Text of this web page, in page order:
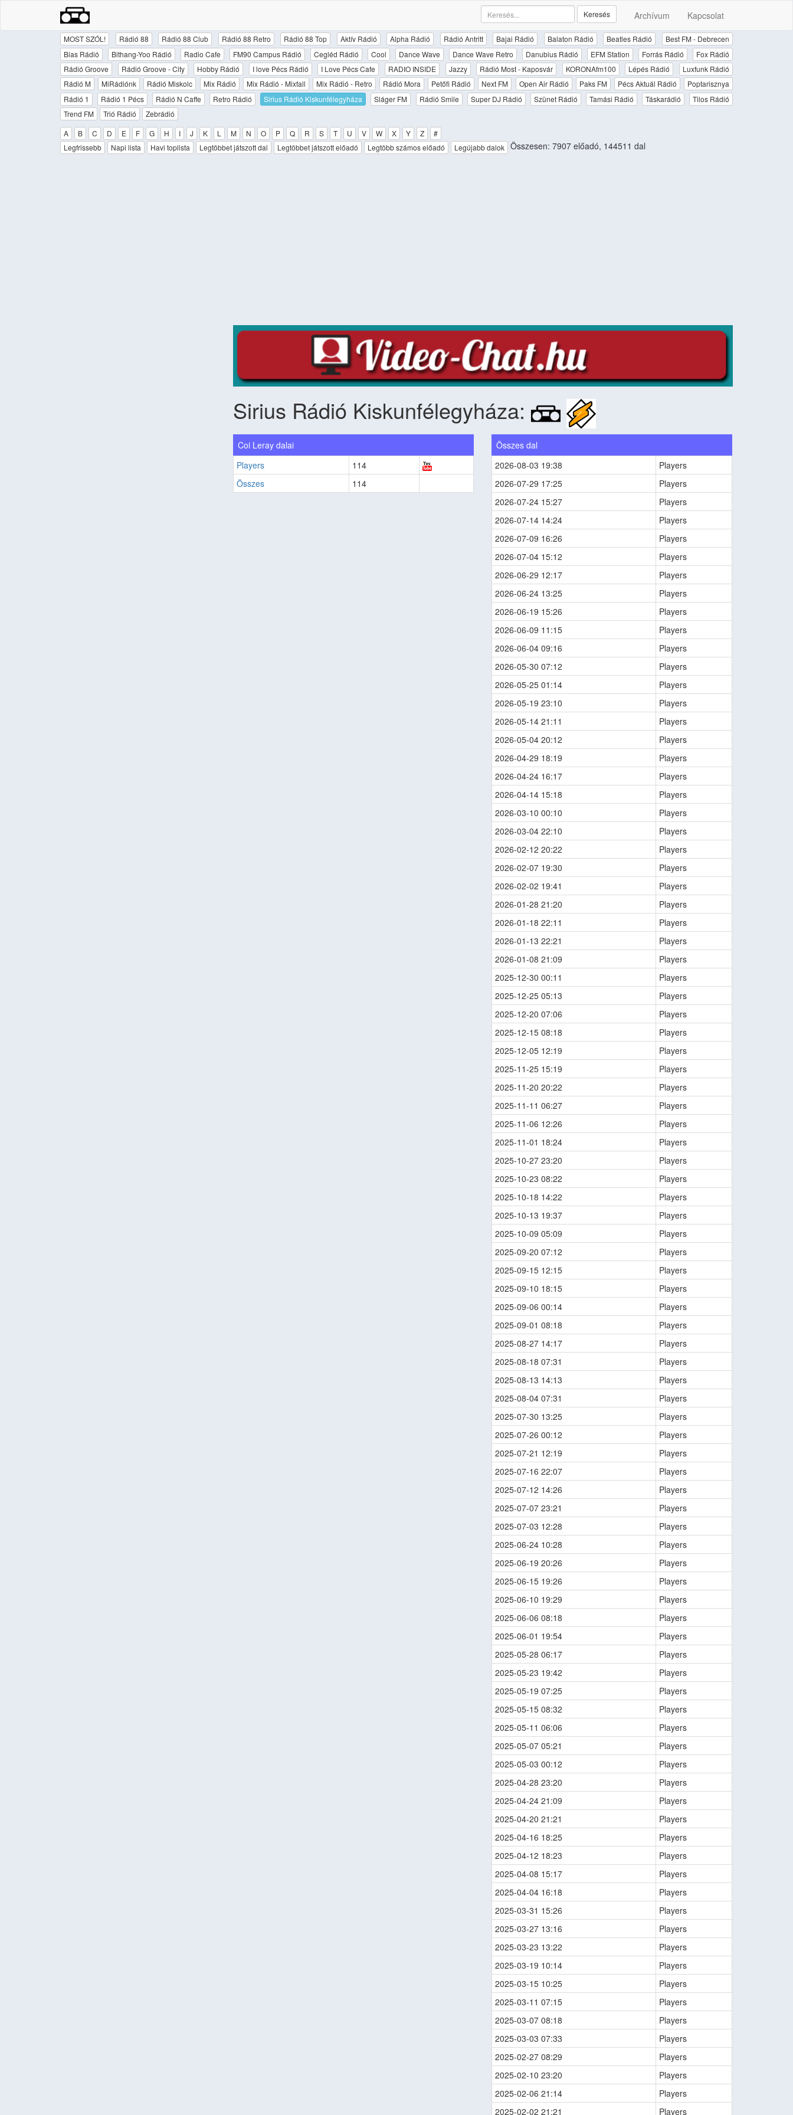
Archívum Kapcsolat
Keresés
MOST SZÓL! Rádió 88 Rádió 88 Club Rádió 88 Retro Rádió 88 Top Aktív Rádió Alpha Rádió Rádió Antritt Bajai Rádió Balaton Rádió Beatles Rádió
Best FM - Debrecen
Bias Rádió
Bithang-Yoo Rádió Radio Cafe FM90 Campus Rádió Cegléd Rádió Cool Dance Wave Dance Wave Retro Danubius Rádió EFM Station Forrás Rádió
Fox Rádió
Rádió Groove
Rádió Groove - City Hobby Rádió I love Pécs Rádió I Love Pécs Cafe RADIO INSIDE Jazzy Rádió Most - Kaposvár KORONAfm100 Lépés Rádió
Luxfunk Rádió
Rádió M
MiRádiónk Rádió Miskolc Mix Rádió Mix Rádió - Mixfall Mix Rádió - Retro Rádió Mora Petőfi Rádió Next FM Open Air Rádió Paks FM Pécs Aktuál Rádió
Poptarisznya
Rádió 1
Rádió 1 Pécs Rádió N Caffe Retro Rádió Sirius Rádió Kiskunfélegyháza Sláger FM Rádió Smile Super DJ Rádió Szünet Rádió Tamási Rádió Táskarádió
Tilos Rádió
Trend FM
Trió Rádió
Zebrádió
A
B C D E F G H I J K L M N O P Q R S T U V W X Y Z
#
Legfrissebb
Napi lista Havi toplista Legtöbbet játszott dal Legtöbbet játszott előadó Legtöbb számos előadó Legújabb dalok Összesen: 7907 előadó, 144511 dal
Sirius Rádió Kiskunfélegyháza:
Coi Leray dalai
Players
114
Összes
114
Összes dal
2026-08-03 19:38
Players
2026-07-29 17:25
Players
2026-07-24 15:27
Players
2026-07-14 14:24
Players
2026-07-09 16:26
Players
2026-07-04 15:12
Players
2026-06-29 12:17
Players
2026-06-24 13:25
Players
2026-06-19 15:26
Players
2026-06-09 11:15
Players
2026-06-04 09:16
Players
2026-05-30 07:12
Players
2026-05-25 01:14
Players
2026-05-19 23:10
Players
2026-05-14 21:11
Players
2026-05-04 20:12
Players
2026-04-29 18:19
Players
2026-04-24 16:17
Players
2026-04-14 15:18
Players
2026-03-10 00:10
Players
2026-03-04 22:10
Players
2026-02-12 20:22
Players
2026-02-07 19:30
Players
2026-02-02 19:41
Players
2026-01-28 21:20
Players
2026-01-18 22:11
Players
2026-01-13 22:21
Players
2026-01-08 21:09
Players
2025-12-30 00:11
Players
2025-12-25 05:13
Players
2025-12-20 07:06
Players
2025-12-15 08:18
Players
2025-12-05 12:19
Players
2025-11-25 15:19
Players
2025-11-20 20:22
Players
2025-11-11 06:27
Players
2025-11-06 12:26
Players
2025-11-01 18:24
Players
2025-10-27 23:20
Players
2025-10-23 08:22
Players
2025-10-18 14:22
Players
2025-10-13 19:37
Players
2025-10-09 05:09
Players
2025-09-20 07:12
Players
2025-09-15 12:15
Players
2025-09-10 18:15
Players
2025-09-06 00:14
Players
2025-09-01 08:18
Players
2025-08-27 14:17
Players
2025-08-18 07:31
Players
2025-08-13 14:13
Players
2025-08-04 07:31
Players
2025-07-30 13:25
Players
2025-07-26 00:12
Players
2025-07-21 12:19
Players
2025-07-16 22:07
Players
2025-07-12 14:26
Players
2025-07-07 23:21
Players
2025-07-03 12:28
Players
2025-06-24 10:28
Players
2025-06-19 20:26
Players
2025-06-15 19:26
Players
2025-06-10 19:29
Players
2025-06-06 08:18
Players
2025-06-01 19:54
Players
2025-05-28 06:17
Players
2025-05-23 19:42
Players
2025-05-19 07:25
Players
2025-05-15 08:32
Players
2025-05-11 06:06
Players
2025-05-07 05:21
Players
2025-05-03 00:12
Players
2025-04-28 23:20
Players
2025-04-24 21:09
Players
2025-04-20 21:21
Players
2025-04-16 18:25
Players
2025-04-12 18:23
Players
2025-04-08 15:17
Players
2025-04-04 16:18
Players
2025-03-31 15:26
Players
2025-03-27 13:16
Players
2025-03-23 13:22
Players
2025-03-19 10:14
Players
2025-03-15 10:25
Players
2025-03-11 07:15
Players
2025-03-07 08:18
Players
2025-03-03 07:33
Players
2025-02-27 08:29
Players
2025-02-10 23:20
Players
2025-02-06 21:14
Players
2025-02-02 21:21
Players